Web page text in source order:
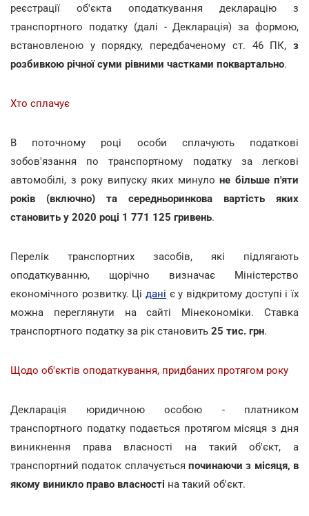
реєстрації об'єкта оподаткування декларацію з
транспортного податку (далі - Декларація) за формою,
встановленою у порядку, передбаченому ст. 46 ПК, з
розбивкою річної суми рівними частками поквартально.
Хто сплачує
В поточному році особи сплачують податкові
зобов'язання по транспортному податку за легкові
автомобілі, з року випуску яких минуло не більше п'яти
років (включно) та середньоринкова вартість яких
становить у 2020 році 1 771 125 гривень.
Перелік транспортних засобів, які підлягають
оподаткуванню, щорічно визначає Міністерство
економічного розвитку. Ці дані є у відкритому доступі і їх
можна переглянути на сайті Мінекономіки. Ставка
транспортного податку за рік становить 25 тис. грн.
Щодо об'єктів оподаткування, придбаних протягом року
Декларація юридичною особою - платником
транспортного податку подається протягом місяця з дня
виникнення права власності на такий об'єкт, а
транспортний податок сплачується починаючи з місяця, в
якому виникло право власності на такий об'єкт.